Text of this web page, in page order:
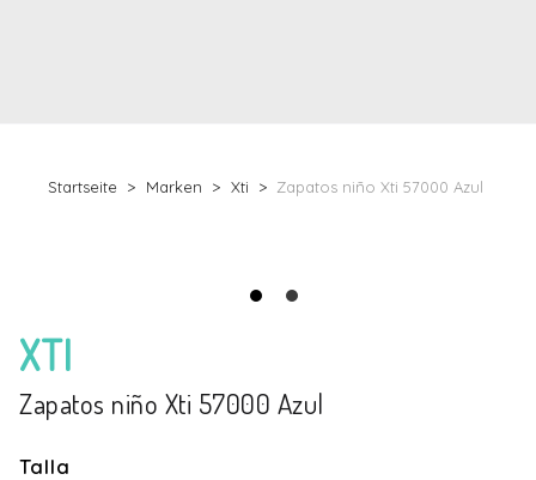
Startseite Marken Xti Zapatos niño Xti 57000 Azul
XTI
Zapatos niño Xti 57000 Azul
Talla